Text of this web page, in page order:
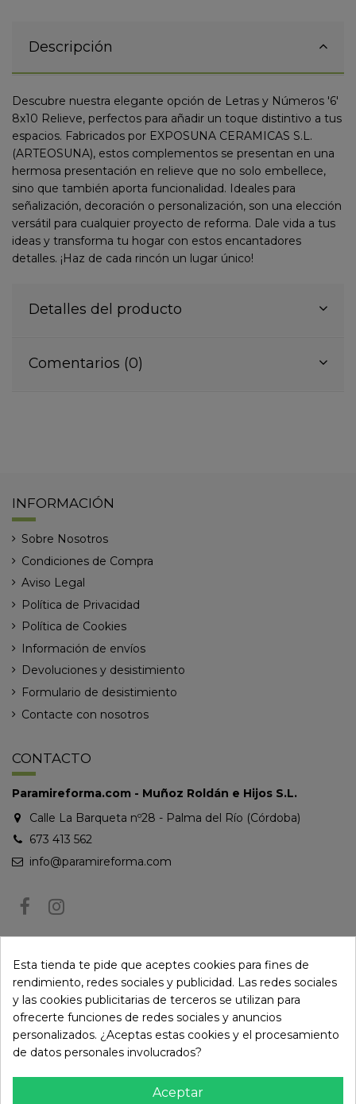
Descripción
Descubre nuestra elegante opción de Letras y Números '6'
8x10 Relieve, perfectos para añadir un toque distintivo a tus
espacios. Fabricados por EXPOSUNA CERAMICAS S.L.
(ARTEOSUNA), estos complementos se presentan en una
hermosa presentación en relieve que no solo embellece,
sino que también aporta funcionalidad. Ideales para
señalización, decoración o personalización, son una elección
versátil para cualquier proyecto de reforma. Dale vida a tus
ideas y transforma tu hogar con estos encantadores
detalles. ¡Haz de cada rincón un lugar único!
Detalles del producto
Comentarios (0)
INFORMACIÓN
Sobre Nosotros
Condiciones de Compra
Aviso Legal
Política de Privacidad
Política de Cookies
Información de envíos
Devoluciones y desistimiento
Formulario de desistimiento
Contacte con nosotros
CONTACTO
Paramireforma.com - Muñoz Roldán e Hijos S.L.
Calle La Barqueta nº28 - Palma del Río (Córdoba)
673 413 562
info@paramireforma.com
Puede darse de baja en cualquier momento. Para ello, consulte nuestra
información de contacto en el aviso legal.
Esta tienda te pide que aceptes cookies para fines de
rendimiento, redes sociales y publicidad. Las redes sociales
y las cookies publicitarias de terceros se utilizan para
ofrecerte funciones de redes sociales y anuncios
personalizados. ¿Aceptas estas cookies y el procesamiento
de datos personales involucrados?
Aceptar